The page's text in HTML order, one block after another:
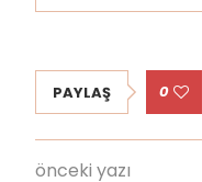
PAYLAŞ 0
önceki yazı